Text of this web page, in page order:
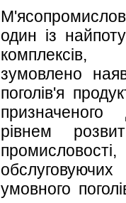
один із
зумовлено
поголів'я
рівнем
умовного